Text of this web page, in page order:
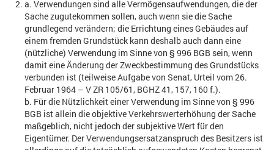
a. Verwendungen sind alle Vermögensaufwendungen, die der
Sache zugutekommen sollen, auch wenn sie die Sache
grundlegend verändern; die Errichtung eines Gebäudes auf
einem fremden Grundstück kann deshalb auch dann eine
(nützliche) Verwendung im Sinne von § 996 BGB sein, wenn
damit eine Änderung der Zweckbestimmung des Grundstücks
verbunden ist (teilweise Aufgabe von Senat, Urteil vom 26.
Februar 1964 – V ZR 105/61, BGHZ 41, 157, 160 f.).
b. Für die Nützlichkeit einer Verwendung im Sinne von § 996
BGB ist allein die objektive Verkehrswerterhöhung der Sache
maßgeblich, nicht jedoch der subjektive Wert für den
Eigentümer. Der Verwendungsersatzanspruch des Besitzers ist